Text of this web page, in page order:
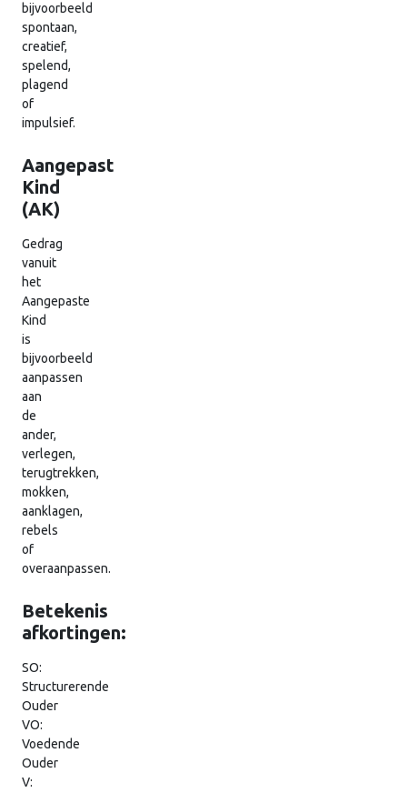
bijvoorbeeld
spontaan,
creatief,
spelend,
plagend
of
impulsief.
Aangepast
Kind
(AK)
Gedrag
vanuit
het
Aangepaste
Kind
is
bijvoorbeeld
aanpassen
aan
de
ander,
verlegen,
terugtrekken,
mokken,
aanklagen,
rebels
of
overaanpassen.
Betekenis
afkortingen:
SO:
Structurerende
Ouder
VO:
Voedende
Ouder
V: